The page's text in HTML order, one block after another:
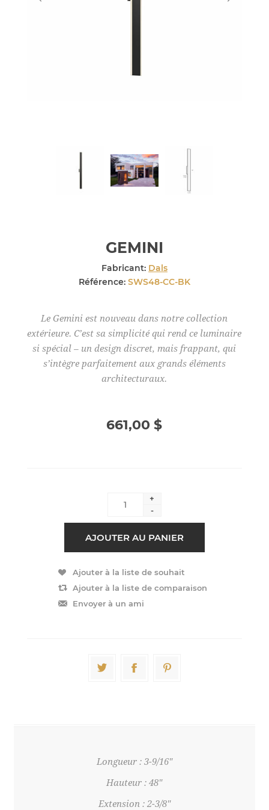
GEMINI
Fabricant: Dals
Référence: SWS48-CC-BK
Le Gemini est nouveau dans notre collection
extérieure. C’est sa simplicité qui rend ce luminaire
si spécial – un design discret, mais frappant, qui
s’intègre parfaitement aux grands éléments
architecturaux.
661,00 $
+
-
Longueur : 3-9/16"
Hauteur : 48"
Extension : 2-3/8"